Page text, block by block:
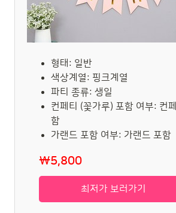
형태: 일반
색상계열: 핑크계열
파티 종류: 생일
컨페티 (꽃가루) 포함 여부: 컨
함
가랜드 포함 여부: 가랜드 포함
₩5,800
최저가 보러가기